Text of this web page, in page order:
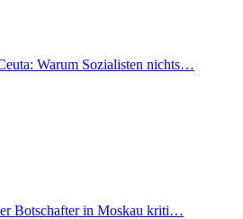
Warum Sozialisten nichts…
Botschafter in Moskau kriti…